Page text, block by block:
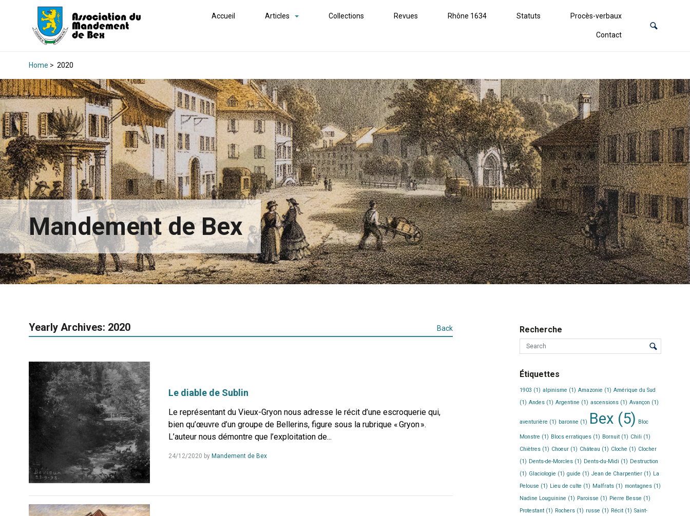
Accueil Articles Collections Revues Rhône 1634 Statuts Procès-verbaux
Contact
Home > 2020
Mandement de Bex
Yearly Archives: 2020 Back
Le diable de Sublin
Le représentant du Vieux-Gryon nous adresse le récit d’une escroquerie qui,
bien qu’œuvre d’un groupe de Bellerins, figure sous la rubrique « Gryon ».
L’auteur nous démontre que l’exploitation de...
24/12/2020 by Mandement de BexRead
Recherche
Étiquettes
1903 (1) alpinisme (1) Amazonie (1) Amérique du Sud
(1) Andes(1) Argentine (1) ascensions(1) Avançon (1)
aventurière (1) baronne (1) Bex (5) Bloc
Monstre (1) Blocs erratiques(1) Bornuit(1) Chili (1)
Chiètres(1) Choeur(1) Château (1) Cloche (1) Clocher
(1) Dents-de-Morcles(1) Dents-du-Midi (1) Destruction
(1) Glaciologie (1) guide (1) Jean de Charpentier(1) La
Pelouse (1) Lieu de culte (1) Malfrats(1) montagnes(1)
Nadine Louguinine (1) Paroisse (1) Pierre Besse (1)
Protestant(1) Rochers(1) russe (1) Récit(1) Saint-